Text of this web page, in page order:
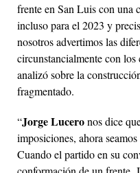
frente en San Luis con una
incluso para el 2023 y
nosotros advertimos las
circunstancialmente con
analizó sobre la
fragmentado.
“Jorge Luceronos dice
imposiciones, ahora
Cuando el partido en su